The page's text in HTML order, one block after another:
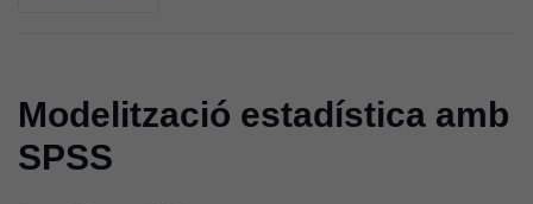
Modelització estadística amb
SPSS